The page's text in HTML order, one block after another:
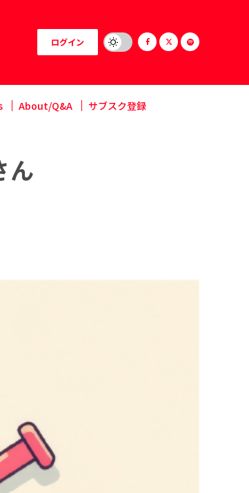
ログイン
About/Q&A サブスク登録
ん